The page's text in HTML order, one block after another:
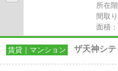
所在
間取
面積
賃貸｜マンション ザ天神シテ